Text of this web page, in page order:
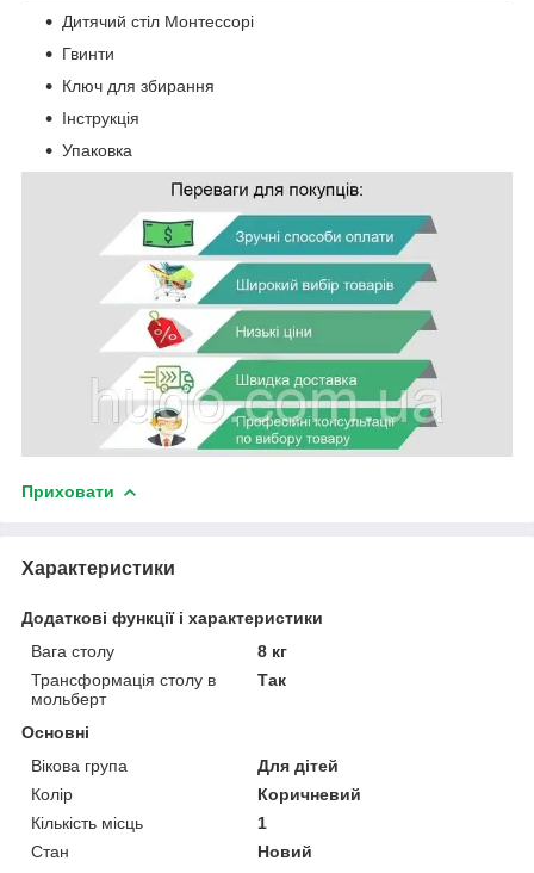
Дитячий стіл Монтессорі
Гвинти
Ключ для збирання
Інструкція
Упаковка
Приховати
Характеристики
Додаткові функції і характеристики
Вага столу
8 кг
Трансформація столу в
мольберт
Так
Основні
Вікова група
Для дітей
Колір
Коричневий
Кількість місць
1
Стан
Новий